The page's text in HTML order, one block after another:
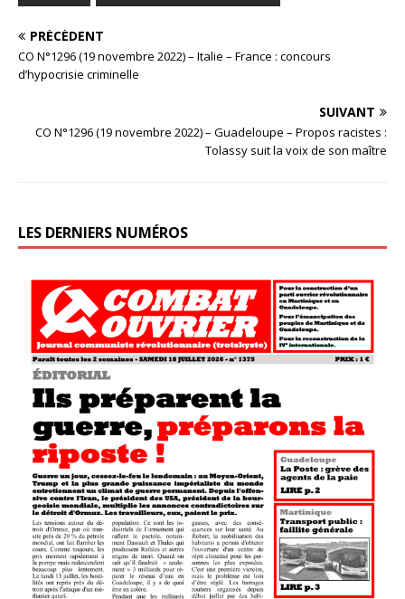
PRÉCÉDENT
CO N°1296 (19 novembre 2022) – Italie – France : concours
d’hypocrisie criminelle
SUIVANT
CO N°1296 (19 novembre 2022) – Guadeloupe – Propos racistes :
Tolassy suit la voix de son maître
LES DERNIERS NUMÉROS